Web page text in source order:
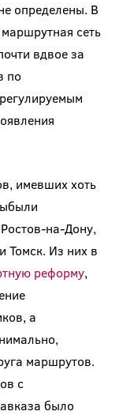
определены. В
маршрутная сеть
вдвое за
по
имевших хоть
на-Дону,
Томск. Из них в
реформу,
а
маршрутов.
с
было